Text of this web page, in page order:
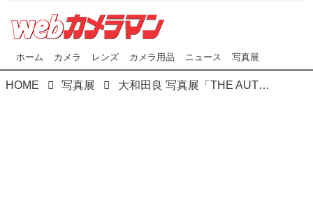
ホーム カメラ レンズ カメラ用品 ニュース 写真展
HOME 写真展 大和田良 写真展「THE AUTO」が ピクトリコギャラリー&ショップで3月10日（水）より開催！